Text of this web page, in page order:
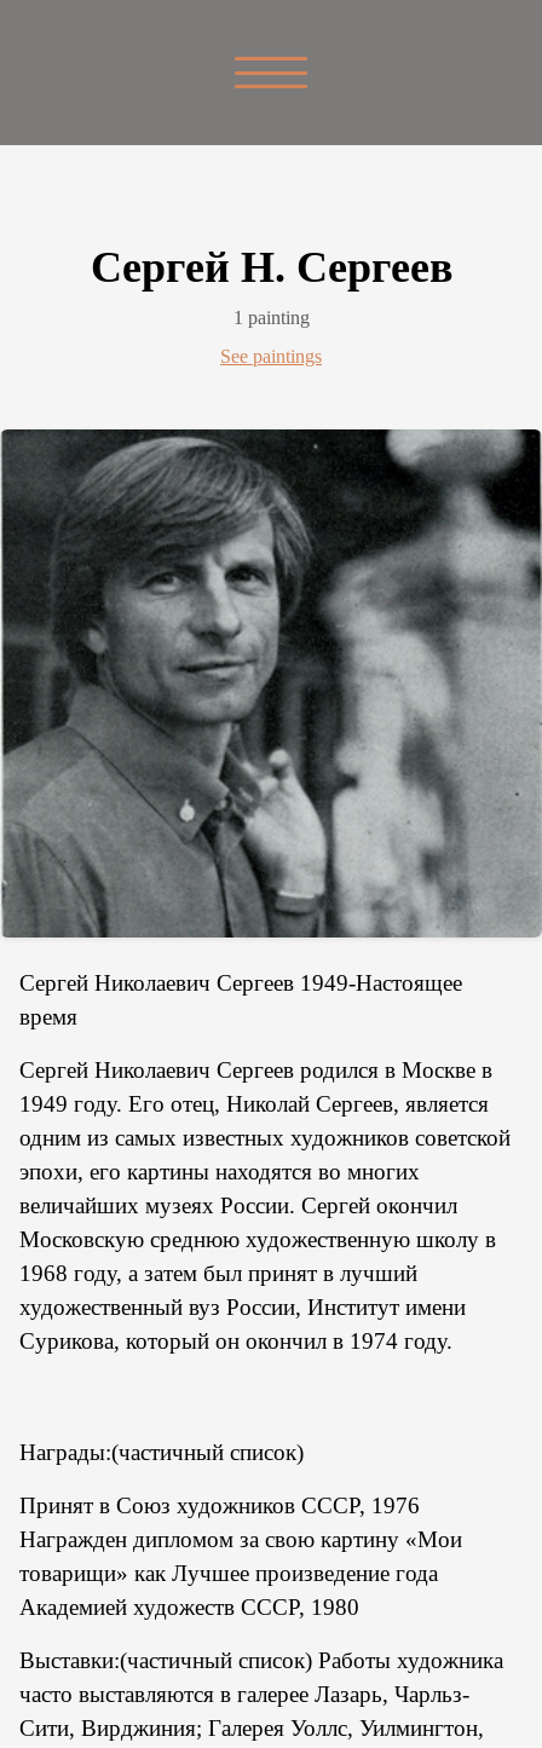
Сергей Н. Сергеев
1 painting
See paintings
Сергей Николаевич Сергеев 1949-Настоящее
время
Сергей Николаевич Сергеев родился в Москве в
1949 году. Его отец, Николай Сергеев, является
одним из самых известных художников советской
эпохи, его картины находятся во многих
величайших музеях России. Сергей окончил
Московскую среднюю художественную школу в
1968 году, а затем был принят в лучший
художественный вуз России, Институт имени
Сурикова, который он окончил в 1974 году.
Награды:(частичный список)
Принят в Союз художников СССР, 1976
Награжден дипломом за свою картину «Мои
товарищи» как Лучшее произведение года
Академией художеств СССР, 1980
Выставки:(частичный список) Работы художника
часто выставляются в галерее Лазарь, Чарльз-
Сити, Вирджиния; Галерея Уоллс, Уилмингтон,